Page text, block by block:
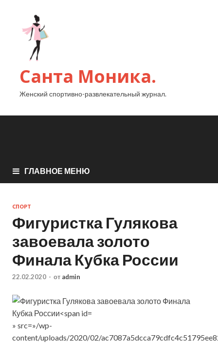
Санта Моника.
Женский спортивно-развлекательный журнал.
ГЛАВНОЕ МЕНЮ
СПОРТ
Фигуристка Гулякова
завоевала золото
Финала Кубка России
22.02.2020 - от admin
» src=»/wp-
content/uploads/2020/02/